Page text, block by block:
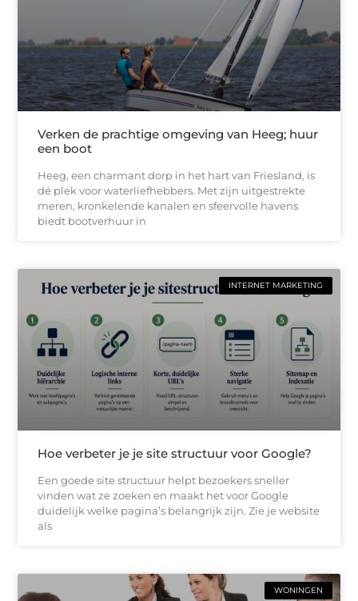
Verken de prachtige omgeving van Heeg; huur
een boot
Heeg, een charmant dorp in het hart van Friesland, is
dé plek voor waterliefhebbers. Met zijn uitgestrekte
meren, kronkelende kanalen en sfeervolle havens
biedt bootverhuur in
INTERNET MARKETING
Hoe verbeter je je site structuur voor Google?
Een goede site structuur helpt bezoekers sneller
vinden wat ze zoeken en maakt het voor Google
duidelijk welke pagina’s belangrijk zijn. Zie je website
als
WONINGEN